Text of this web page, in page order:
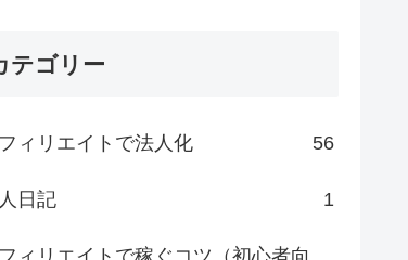
テゴリー
ィリエイトで法人化 56
日記 1
ィリエイトで稼ぐコツ（初心者向